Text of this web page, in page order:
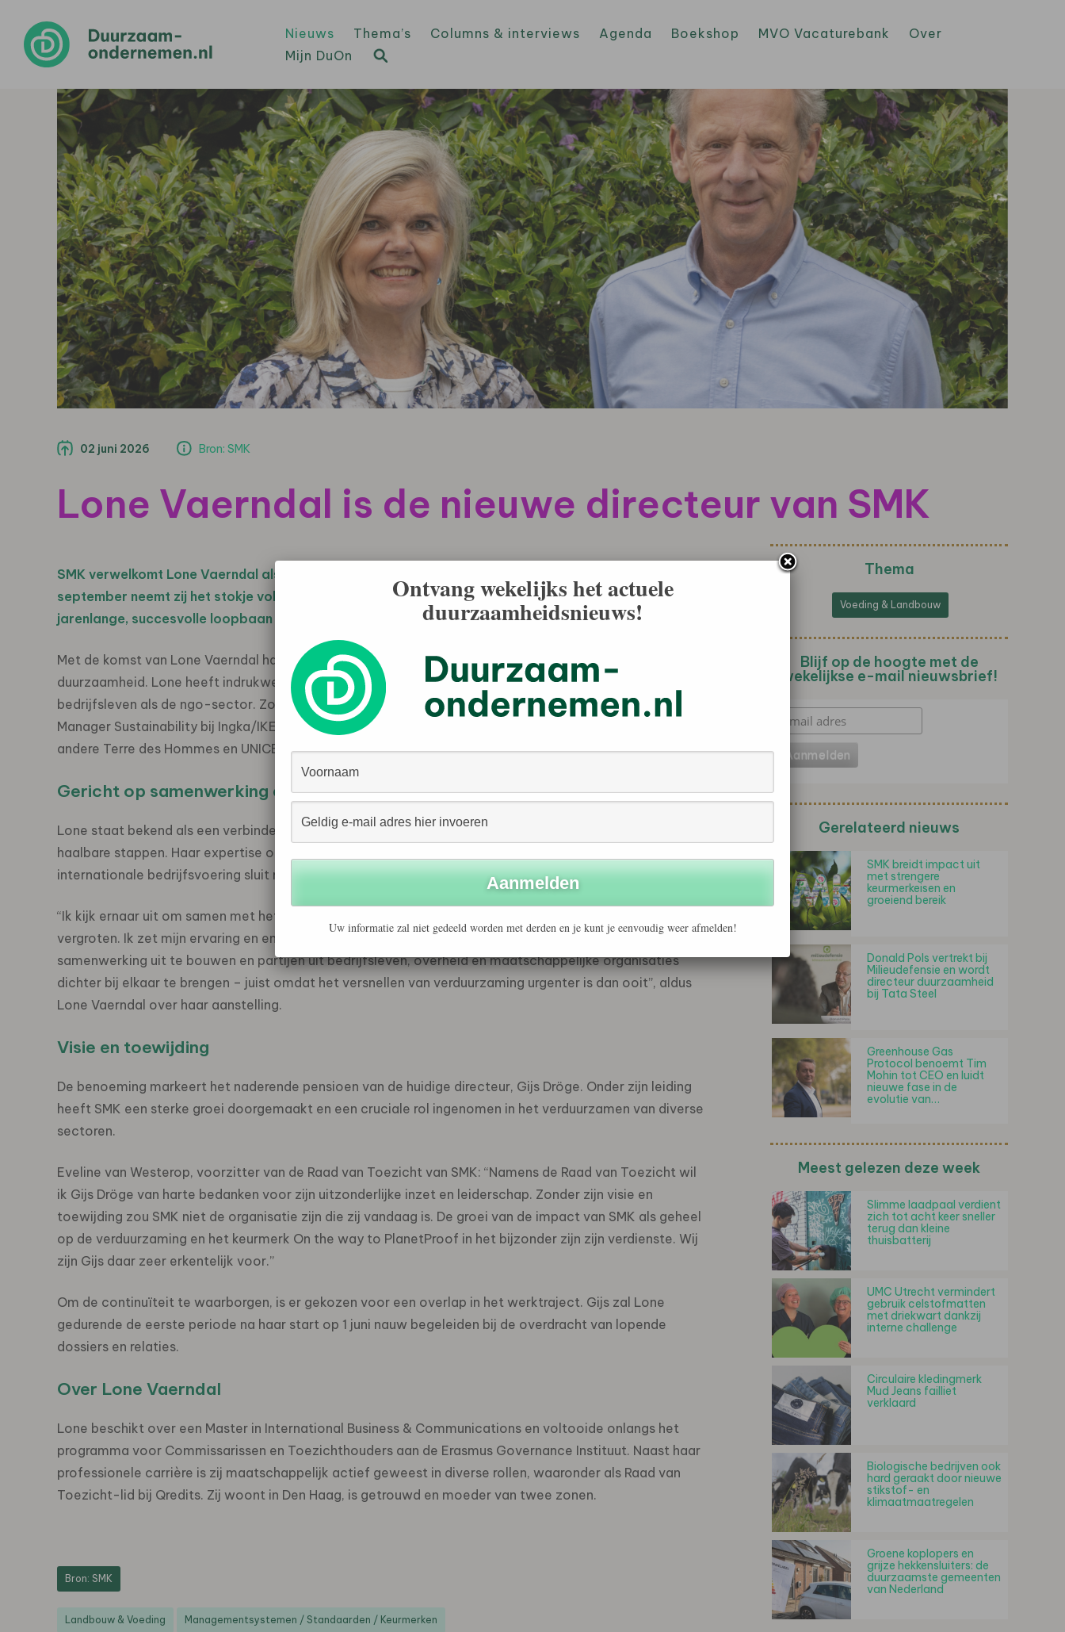
Nieuws Thema’s Columns & interviews Agenda Boekshop MVO Vacaturebank
Over
Mijn DuOn
02 juni 2026 Bron: SMK
Lone Vaerndal is de nieuwe directeur van SMK
SMK verwelkomt Lone Vaerndal als de nieuwe directeur. Zij treedt per 1 juni in dienst van SMK. Vanaf
september neemt zij het stokje volledig over van de huidige directeur, Gijs Dröge, die dan na een
jarenlange, succesvolle loopbaan met pensioen gaat.
Met de komst van Lone Vaerndal haalt SMK een ervaren en bevlogen leider in huis met een sterke visie op
duurzaamheid. Lone heeft indrukwekkende internationale ervaring opgebouwd in zowel het
bedrijfsleven als de ngo-sector. Zo was zij meest recentelijk werkzaam als Communication Business
Manager Sustainability bij Ingka/IKEA global en bekleedde zij daarvoor managementfuncties bij onder
andere Terre des Hommes en UNICEF Nederland.
Gericht op samenwerking en impact
Lone staat bekend als een verbindende leider die strategische ambities weet te vertalen naar concrete,
haalbare stappen. Haar expertise op het gebied van ESG/duurzaamheid, stakeholdermanagement en
internationale bedrijfsvoering sluit naadloos aan bij de groeiambities van SMK.
“Ik kijk ernaar uit om samen met het team, partners en stakeholders de impact van SMK verder te
vergroten. Ik zet mijn ervaring en energie graag in om de zichtbaarheid te versterken, de internationale
samenwerking uit te bouwen en partijen uit bedrijfsleven, overheid en maatschappelijke organisaties
dichter bij elkaar te brengen – juist omdat het versnellen van verduurzaming urgenter is dan ooit”, aldus
Lone Vaerndal over haar aanstelling.
Visie en toewijding
De benoeming markeert het naderende pensioen van de huidige directeur, Gijs Dröge. Onder zijn leiding
heeft SMK een sterke groei doorgemaakt en een cruciale rol ingenomen in het verduurzamen van diverse
sectoren.
Eveline van Westerop, voorzitter van de Raad van Toezicht van SMK: “Namens de Raad van Toezicht wil
ik Gijs Dröge van harte bedanken voor zijn uitzonderlijke inzet en leiderschap. Zonder zijn visie en
toewijding zou SMK niet de organisatie zijn die zij vandaag is. De groei van de impact van SMK als geheel
op de verduurzaming en het keurmerk On the way to PlanetProof in het bijzonder zijn zijn verdienste. Wij
zijn Gijs daar zeer erkentelijk voor.”
Om de continuïteit te waarborgen, is er gekozen voor een overlap in het werktraject. Gijs zal Lone
gedurende de eerste periode na haar start op 1 juni nauw begeleiden bij de overdracht van lopende
dossiers en relaties.
Over Lone Vaerndal
Lone beschikt over een Master in International Business & Communications en voltooide onlangs het
programma voor Commissarissen en Toezichthouders aan de Erasmus Governance Instituut. Naast haar
professionele carrière is zij maatschappelijk actief geweest in diverse rollen, waaronder als Raad van
Toezicht-lid bij Qredits. Zij woont in Den Haag, is getrouwd en moeder van twee zonen.
Bron: SMK
Landbouw & Voeding Managementsystemen / Standaarden / Keurmerken
Thema
Voeding & Landbouw
Blijf op de hoogte met de
wekelijkse e-mail nieuwsbrief!
Gerelateerd nieuws
SMK breidt impact uit
met strengere
keurmerkeisen en
groeiend bereik
Donald Pols vertrekt bij
Milieudefensie en wordt
directeur duurzaamheid
bij Tata Steel
Greenhouse Gas
Protocol benoemt Tim
Mohin tot CEO en luidt
nieuwe fase in de
evolutie van…
Meest gelezen deze week
Slimme laadpaal verdient
zich tot acht keer sneller
terug dan kleine
thuisbatterij
UMC Utrecht vermindert
gebruik celstofmatten
met driekwart dankzij
interne challenge
Circulaire kledingmerk
Mud Jeans failliet
verklaard
Biologische bedrijven ook
hard geraakt door nieuwe
stikstof- en
klimaatmaatregelen
Groene koplopers en
grijze hekkensluiters: de
duurzaamste gemeenten
van Nederland
Ontvang wekelijks het actuele
duurzaamheidsnieuws!
Uw informatie zal niet gedeeld worden met derden en je kunt je eenvoudig weer afmelden!